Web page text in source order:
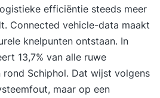
invalshoeken en
voor jouw
verzin je iets compleet
heeft bedacht? We
denkroutes bij het
en ideeën. Dat komt,
efficiëntie steeds meer
Connected vehicle-data maakt
knelpunten ontstaan. In
13,7% van alle ruwe
Schiphol. Dat wijst volgens
maar op een